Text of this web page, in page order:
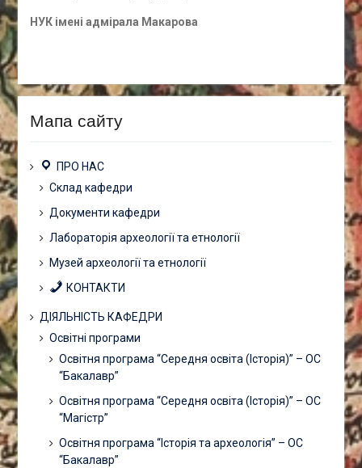
НУК імені адмірала Макарова
Мапа сайту
ПРО НАС
Склад кафедри
Документи кафедри
Лабораторія археології та етнології
Музей археології та етнології
КОНТАКТИ
ДІЯЛЬНІСТЬ КАФЕДРИ
Освітні програми
Освітня програма “Середня освіта (Історія)” – ОС
“Бакалавр”
Освітня програма “Середня освіта (Історія)” – ОС
“Магістр”
Освітня програма “Історія та археологія” – ОС
“Бакалавр”